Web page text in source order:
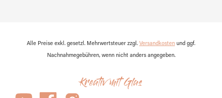
Alle Preise exkl. gesetzl. Mehrwertsteuer zzgl. Versandkosten und ggf.
Nachnahmegebühren, wenn nicht anders angegeben.
Kreativ mit Glas